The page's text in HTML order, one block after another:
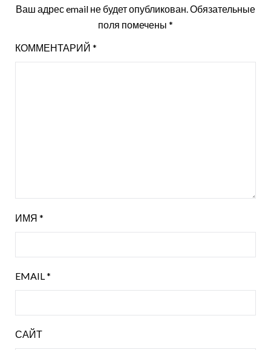
Ваш адрес email не будет опубликован.Обязательные
поля помечены *
КОММЕНТАРИЙ *
ИМЯ *
EMAIL*
САЙТ